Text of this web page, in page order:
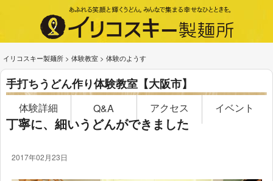
イリコスキー製麺所 > 体験教室 > 体験のようす
手打ちうどん作り体験教室【大阪市】
体験詳細 Q&A アクセス イベント
丁寧に、細いうどんができました
2017年02月23日